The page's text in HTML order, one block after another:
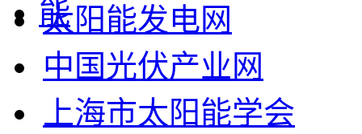
太阳能发电网
中国光伏产业网
上海市太阳能学会